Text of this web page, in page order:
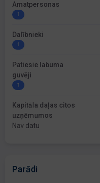
Amatpersonas
1
Dalībnieki
1
Patiesie labuma
guvēji
1
Kapitāla daļas citos
uzņēmumos
Nav datu
Parādi